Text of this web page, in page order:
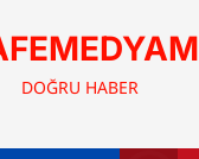
DOĞRU HABER